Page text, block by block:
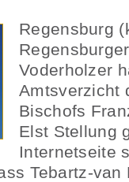
Regensburg
Voderholzer
Amtsverzicht
Bischofs
Elst Stellung
Internetseite
Tebartz-